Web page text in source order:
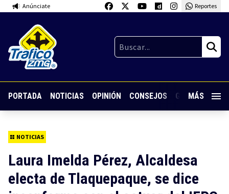
Anúnciate Reportes
PORTADA NOTICIAS OPINIÓN CONSEJOS GUARDIA
MÁS
NOTICIAS
Laura Imelda Pérez, Alcaldesa
electa de Tlaquepaque, se dice